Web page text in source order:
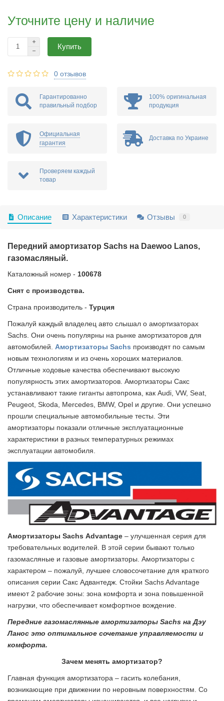
Уточните цену и наличие
Купить
0 отзывов
Гарантированно
правильный подбор
100% оригинальная
продукция
Официальная
гарантия
Доставка по Украине
Проверяем каждый
товар
Описание Характеристики Отзывы 0
Передний амортизатор Sachs на Daewoo Lanos,
газомасляный.
Каталожный номер - 100678
Снят с производства.
Страна производитель - Турция
Пожалуй каждый владелец авто слышал о амортизаторах
Sachs. Они очень популярны на рынке амортизаторов для
автомобилей. Амортизаторы Sachs производят по самым
новым технологиям и из очень хороших материалов.
Отличные ходовые качества обеспечивают высокую
популярность этих амортизаторов. Амортизаторы Сакс
устанавливают такие гиганты автопрома, как Audi, VW, Seat,
Peugeot, Skoda, Mercedes, BMW, Opel и другие. Они успешно
прошли специальные автомобильные тесты. Эти
амортизаторы показали отличные эксплуатационные
характеристики в разных температурных режимах
эксплуатации автомобиля.
Амортизаторы Sachs Advantage – улучшенная серия для
требовательных водителей. В этой серии бывают только
газомасляные и газовые амортизаторы. Амортизаторы с
характером – пожалуй, лучшее словосочетание для краткого
описания серии Сакс Адвантедж. Стойки Sachs Advantage
имеют 2 рабочие зоны: зона комфорта и зона повышенной
нагрузки, что обеспечивает комфортное вождение.
Передние газомаслянные амортизаторы Sachs на Дэу
Ланос это оптимальное сочетание управляемости и
комфорта.
Зачем менять амортизатор?
Главная функция амортизатора – гасить колебания,
возникающие при движении по неровным поверхностям. Со